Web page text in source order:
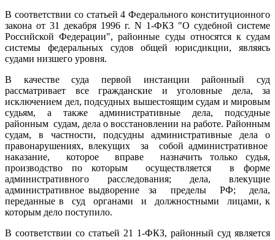
В соответствии со статьей 4 Федерального конституционного
закона от 31 декабря 1996 г. N 1-ФКЗ "О судебной системе
Российской Федерации", районные суды относятся к судам
системы федеральных судов общей юрисдикции, являясь
судами низшего уровня.
В качестве суда первой инстанции районный суд
рассматривает все гражданские и уголовные дела, за
исключением дел, подсудных вышестоящим судам и мировым
судьям, а также административные дела, подсудные
районным судам, дела о восстановлении на работе. Районным
судам, в частности, подсудны административные дела о
правонарушениях, влекущих за собой административное
наказание, которое вправе назначить только судья,
производство по которым осуществляется в форме
административного расследования; дела, влекущие
административное выдворение за пределы РФ; дела,
переданные в суд органами и должностными лицами, к
которым дело поступило.
В соответствии со статьей 21 1-ФКЗ, районный суд является